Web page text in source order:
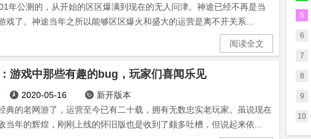
年公测的，从开始的区区爆满到现在的无人问津。神途已经不再是当
戏了。神途当年之所以能够区区爆火和盛大的运营是离不开关系...
阅读全文
游戏中那些有趣的bug，玩家们喜闻乐见
 2020-05-16  新开版本
典的老网游了，运营至今已有二十载，拥有无数忠实老玩家。虽说现在
当年的辉煌，刚刚上线的怀旧版也是收到了颇多吐槽，但说起来依...
5
6
7
8
9
10